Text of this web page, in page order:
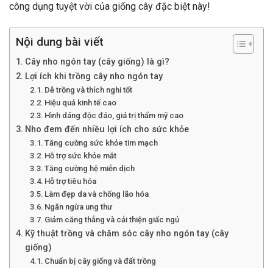
công dụng tuyệt vời của giống cây đặc biệt này!
Nội dung bài viết
Cây nho ngón tay (cây giống) là gì?
Lợi ích khi trồng cây nho ngón tay
Dễ trồng và thích nghi tốt
Hiệu quả kinh tế cao
Hình dáng độc đáo, giá trị thẩm mỹ cao
Nho đem đến nhiều lợi ích cho sức khỏe
Tăng cường sức khỏe tim mạch
Hỗ trợ sức khỏe mắt
Tăng cường hệ miễn dịch
Hỗ trợ tiêu hóa
Làm đẹp da và chống lão hóa
Ngăn ngừa ung thư
Giảm căng thẳng và cải thiện giấc ngủ
Kỹ thuật trồng và chăm sóc cây nho ngón tay (cây
giống)
Chuẩn bị cây giống và đất trồng